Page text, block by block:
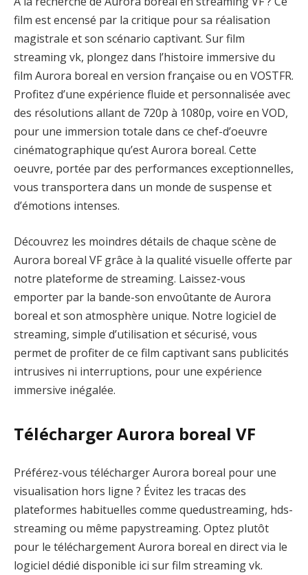
film est encensé par la critique pour sa réalisation
magistrale et son scénario captivant. Sur film
streaming vk, plongez dans l’histoire immersive du
film Aurora boreal en version française ou en VOSTFR.
Profitez d’une expérience fluide et personnalisée avec
des résolutions allant de 720p à 1080p, voire en VOD,
pour une immersion totale dans ce chef-d’oeuvre
cinématographique qu’est Aurora boreal. Cette
oeuvre, portée par des performances exceptionnelles,
vous transportera dans un monde de suspense et
d’émotions intenses.
Découvrez les moindres détails de chaque scène de
Aurora boreal VF grâce à la qualité visuelle offerte par
notre plateforme de streaming. Laissez-vous
emporter par la bande-son envoûtante de Aurora
boreal et son atmosphère unique. Notre logiciel de
streaming, simple d’utilisation et sécurisé, vous
permet de profiter de ce film captivant sans publicités
intrusives ni interruptions, pour une expérience
immersive inégalée.
Télécharger Aurora boreal VF
Préférez-vous télécharger Aurora boreal pour une
visualisation hors ligne ? Évitez les tracas des
plateformes habituelles comme quedustreaming, hds-
streaming ou même papystreaming. Optez plutôt
pour le téléchargement Aurora boreal en direct via le
logiciel dédié disponible ici sur film streaming vk.